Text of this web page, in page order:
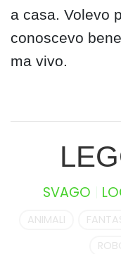
a casa. Volevo
conoscevo
ma vivo.
SVAGO
ANIMALI